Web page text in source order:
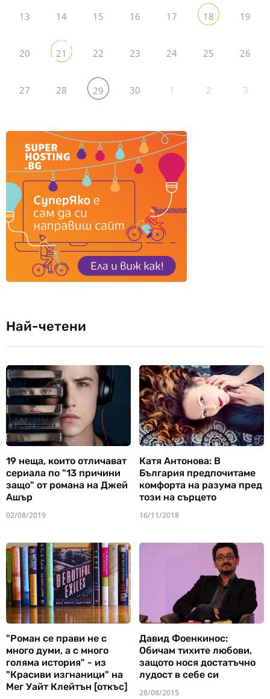
13 14 15 16 17 18 19
20 21 22 23 24 25 26
27 28 29 30 1 2 3
Най-четени
19 неща, които отличават
сериала по "13 причини
защо" от романа на Джей
Ашър
02/08/2019
Катя Антонова: В
България предпочитаме
комфорта на разума пред
този на сърцето
16/11/2018
"Роман се прави не с
много думи, а с много
голяма история" - из
"Красиви изгнаници" на
Мег Уайт Клейтън [откъс]
Давид Фоенкинос:
Обичам тихите любови,
защото нося достатъчно
лудост в себе си
28/08/2015